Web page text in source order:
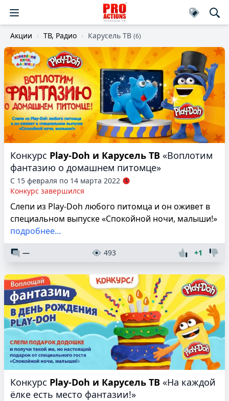
Акции ТВ, Радио Карусель ТВ (6)
Конкурс Play-Doh и Карусель ТВ «Воплотим
фантазию о домашнем питомце»
С 15 февраля по 14 марта 2022
Конкурс завершился
Слепи из Play-Doh любого питомца и он оживет в
специальном выпуске «Спокойной ночи, малыши!»
подробнее...
— 493 +1
Конкурс Play-Doh и Карусель ТВ «На каждой
ёлке есть место фантазии!»